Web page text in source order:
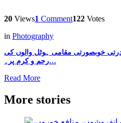
20 Views1 Comment122 Votes
in Photography
خوبصورتی مقامی ہوٹل والوں کی
رحم و کرم پر۔…
Read More
More stories